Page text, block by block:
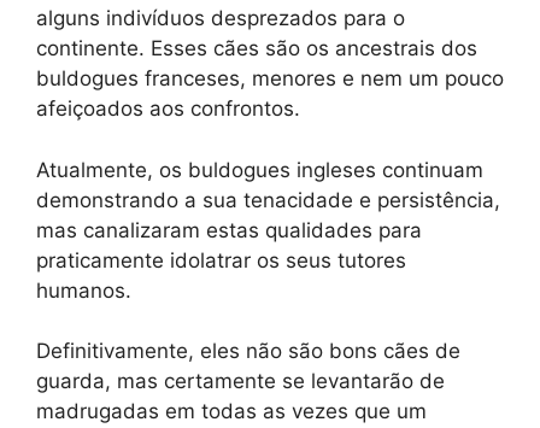
alguns indivíduos desprezados para o
continente. Esses cães são os ancestrais dos
buldogues franceses, menores e nem um pouco
afeiçoados aos confrontos.
Atualmente, os buldogues ingleses continuam
demonstrando a sua tenacidade e persistência,
mas canalizaram estas qualidades para
praticamente idolatrar os seus tutores
humanos.
Definitivamente, eles não são bons cães de
guarda, mas certamente se levantarão de
madrugadas em todas as vezes que um